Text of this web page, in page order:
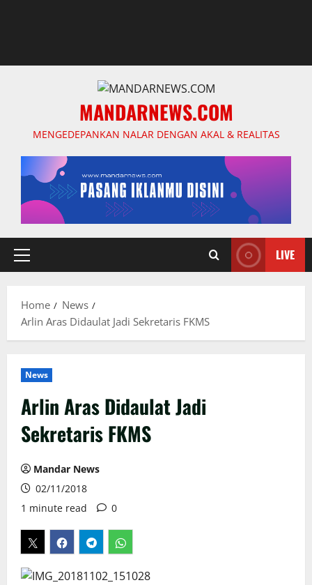
MANDARNEWS.COM
MENGEDEPANKAN NALAR DENGAN AKAL & REALITAS
Primary
LIVE
Home
News
Arlin Aras Didaulat Jadi Sekretaris FKMS
News
Arlin Aras Didaulat Jadi
Sekretaris FKMS
Mandar News
02/11/2018
1 minute read
0